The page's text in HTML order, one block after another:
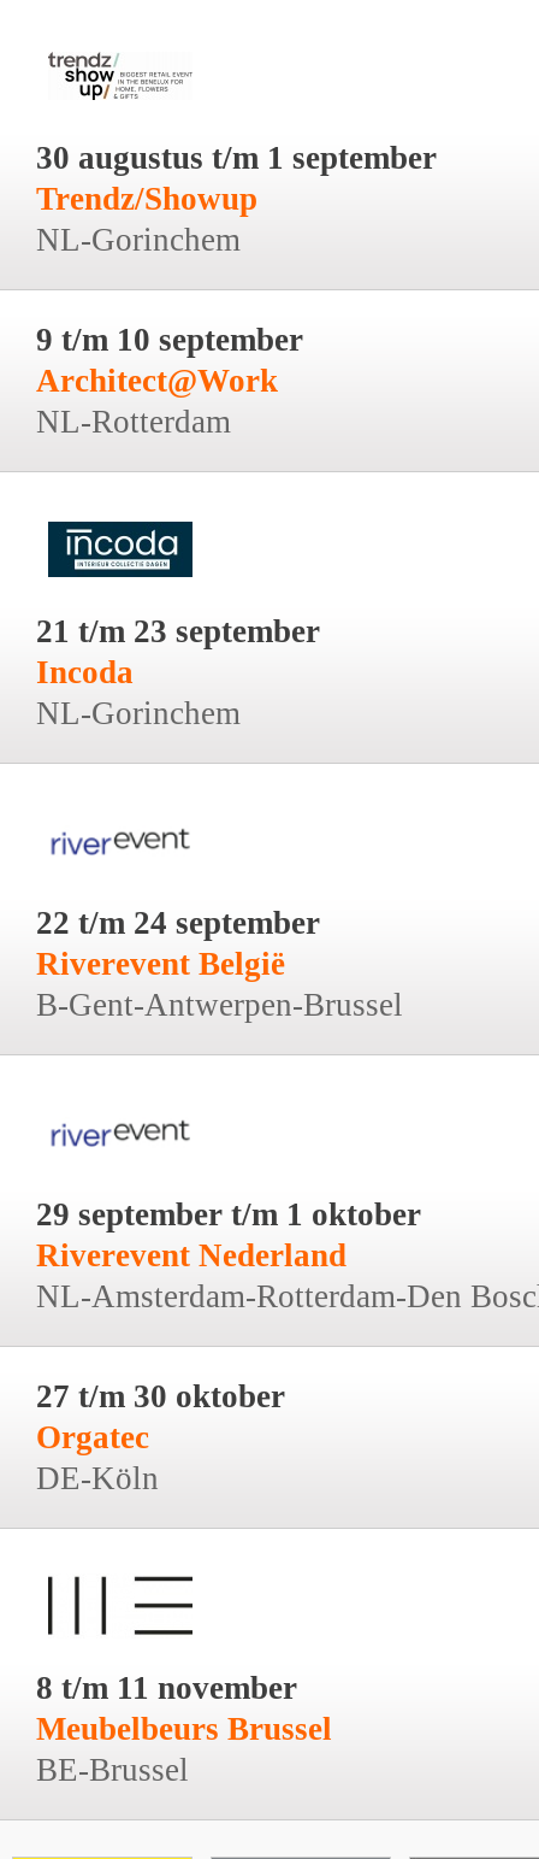
30 augustus t/m 1 september
Trendz/Showup
NL-Gorinchem
9 t/m 10 september
Architect@Work
NL-Rotterdam
21 t/m 23 september
Incoda
NL-Gorinchem
22 t/m 24 september
Riverevent België
B-Gent-Antwerpen-Brussel
29 september t/m 1 oktober
Riverevent Nederland
NL-Amsterdam-Rotterdam-Den
27 t/m 30 oktober
Orgatec
DE-Köln
8 t/m 11 november
Meubelbeurs Brussel
BE-Brussel